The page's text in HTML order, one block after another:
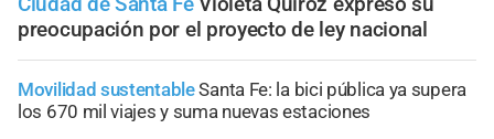
preocupación por el proyecto de ley nacional
Movilidad sustentableSanta Fe: la bici pública ya supera
los 670 mil viajes y suma nuevas estaciones